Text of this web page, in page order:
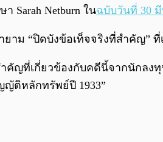
Sarah Netburn ในฉบับวันที่ 30
ยาม “ปิดบังข้อเท็จจริงที่สำคัญ”
ำคัญที่เกี่ยวข้องกับคดีนี้จากนักล
ติหลักทรัพย์ปี 1933”